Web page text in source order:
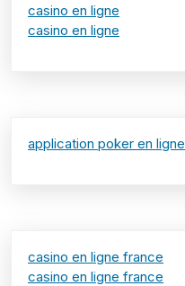
casino en ligne
casino en ligne
application poker en ligne
casino en ligne france
casino en ligne france